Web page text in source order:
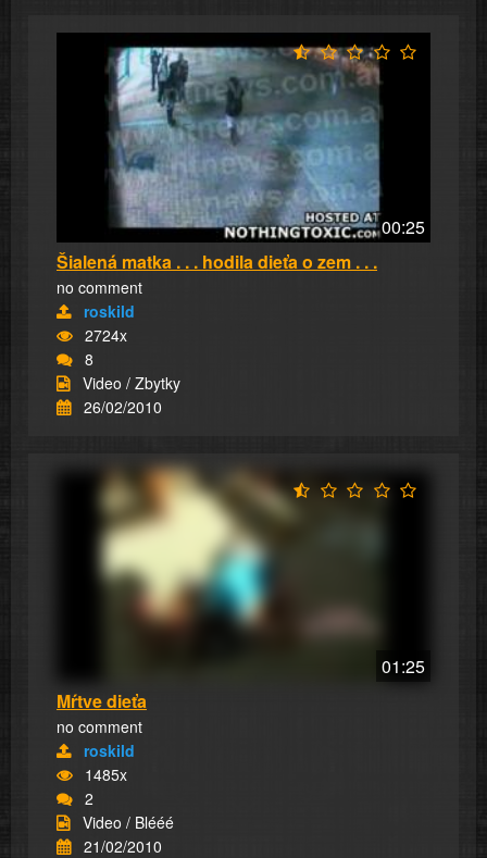
00:25
Šialená matka . . . hodila dieťa o zem . . .
no comment
roskild
2724x
8
Video / Zbytky
26/02/2010
01:25
Mŕtve dieťa
no comment
roskild
1485x
2
Video / Blééé
21/02/2010